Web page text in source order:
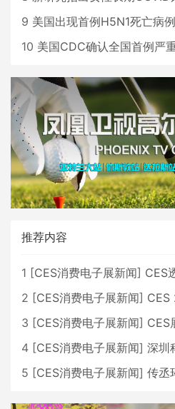
9 美国出现首例H5N1死亡病例
10 美国CDC确认全国首例严重
推荐内容
1 [CES消费电子展新闻] CES透露
2 [CES消费电子展新闻] CES
3 [CES消费电子展新闻] CES展会
4 [CES消费电子展新闻] 深圳
5 [CES消费电子展新闻] 传丞环